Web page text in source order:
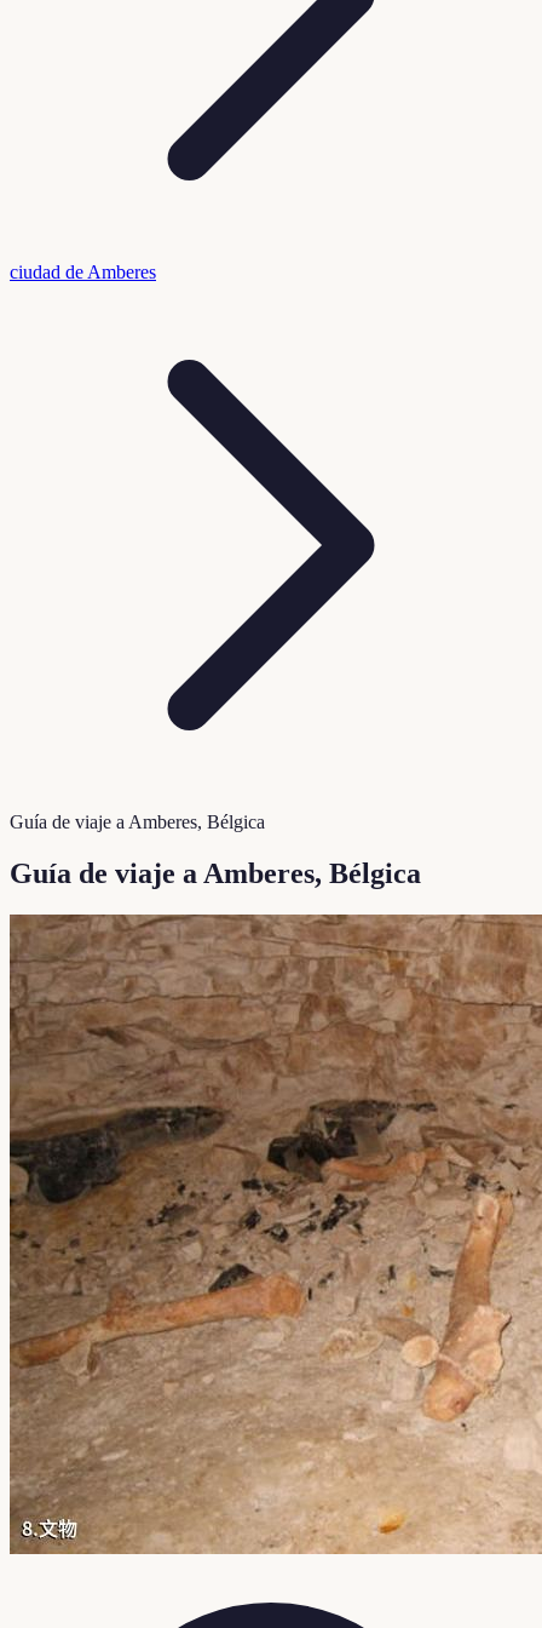
ciudad de Amberes
Guía de viaje a Amberes, Bélgica
Guía de viaje a Amberes, Bélgica